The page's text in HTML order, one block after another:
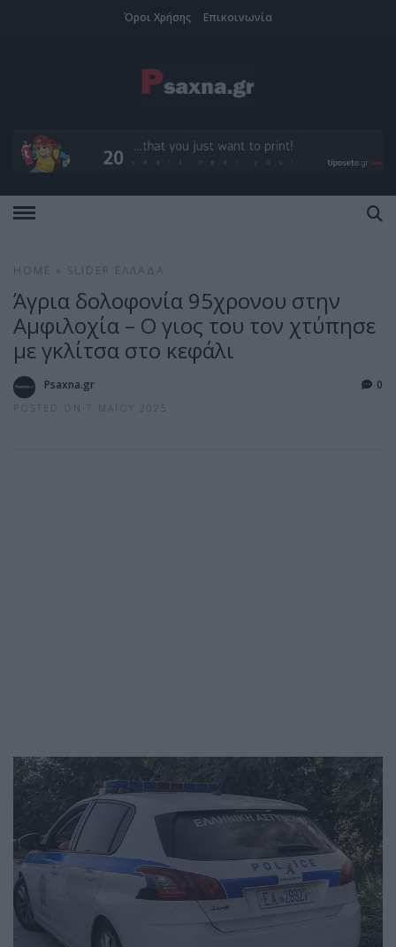
Όροι Χρήσης Επικοινωνία
HOME SLIDER ΕΛΛΆΔΑ
Άγρια δολοφονία 95χρονου στην
Αμφιλοχία – Ο γιος του τον χτύπησε
με γκλίτσα στο κεφάλι
Psaxna.gr
POSTED ON 7 ΜΑΪ́ΟΥ 2025
0